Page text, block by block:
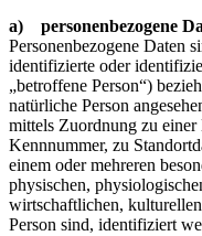
a) personenbezogene
Personenbezogene Daten
identifizierte oder
„betroffene Person“)
natürliche Person
mittels Zuordnung zu
Kennnummer, zu
einem oder mehreren
physischen,
wirtschaftlichen,
Person sind, identifiziert